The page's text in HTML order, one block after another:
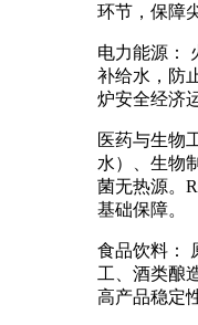
环节，保障
电力能源：
补给水，防
炉安全经济
医药与生物
水）、生物
菌无热源。
基础保障。
食品饮料：
工、酒类酿
高产品稳定